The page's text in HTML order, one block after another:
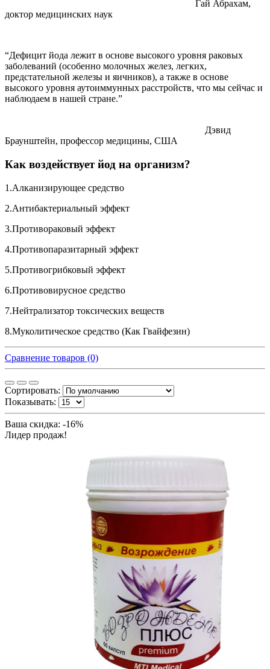
Гай Абрахам,
доктор медицинских наук
“Дефицит йода лежит в основе высокого уровня раковых
заболеваний (особенно молочных желез, легких,
предстательной железы и яичников), а также в основе
высокого уровня аутоиммунных расстройств, что мы сейчас и
наблюдаем в нашей стране.”
Дэвид
Браунштейн, профессор медицины, США
Как воздействует йод на организм?
1.Алканизирующее средство
2.Антибактериальный эффект
3.Противораковый эффект
4.Противопаразитарный эффект
5.Противогрибковый эффект
6.Противовирусное средство
7.Нейтрализатор токсических веществ
8.Муколитическое средство (Как Гвайфезин)
Сравнение товаров (0)
Сортировать:
Показывать:
Ваша скидка: -16%
Лидер продаж!